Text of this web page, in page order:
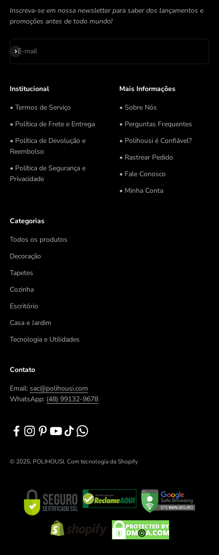
Inscreva-se em nossa newsletter para saber dos lançamentos e
promoções antes de todo mundo!
E-mail
Assinar
Institucional
• Termos de Serviço
• Política de Frete e Entrega
• Política de Devolução e
Reembolso
• Política de Segurança e
Privacidade
Mais Informações
• Sobre Nós
• Perguntas Frequentes
• Polihousi é Confiável?
• Rastrear Pedido
• Fale Conosco
• Minha Conta
Categorias
Todos os produtos
Decoração
Tapetes
Cozinha
Escritório
Casa e Jardim
Tecnologia e Utilidades
Contato
Email: sac@polihousi.com
WhatsApp: (48) 99132-9678
© 2025, POLIHOUSI. Com tecnologia da Shopify